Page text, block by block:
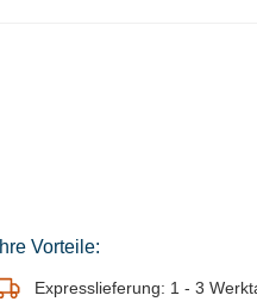
Ihre Vorteile:
Expresslieferung: 1 - 3